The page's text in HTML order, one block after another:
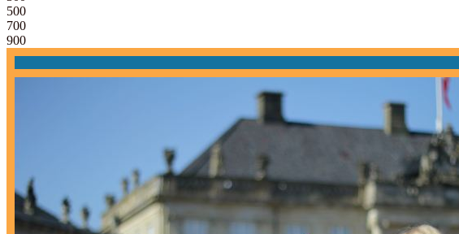
500
700
900